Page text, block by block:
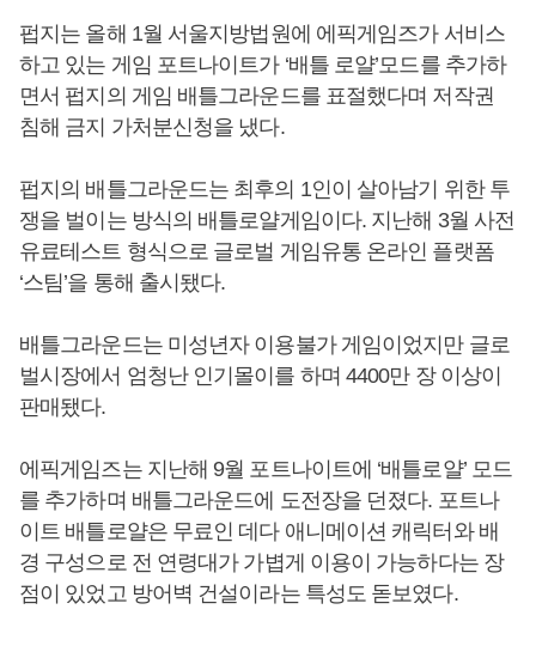
펍지는 올해 1월 서울지방법원에 에픽게임즈가 서비스
하고 있는 게임 포트나이트가 ‘배틀 로얄’모드를 추가하
면서 펍지의 게임 배틀그라운드를 표절했다며 저작권
침해 금지 가처분신청을 냈다.
펍지의 배틀그라운드는 최후의 1인이 살아남기 위한 투
쟁을 벌이는 방식의 배틀로얄게임이다. 지난해 3월 사전
유료테스트 형식으로 글로벌 게임유통 온라인 플랫폼
‘스팀’을 통해 출시됐다.
배틀그라운드는 미성년자 이용불가 게임이었지만 글로
벌시장에서 엄청난 인기몰이를 하며 4400만 장 이상이
판매됐다.
에픽게임즈는 지난해 9월 포트나이트에 ‘배틀로얄’ 모드
를 추가하며 배틀그라운드에 도전장을 던졌다. 포트나
이트 배틀로얄은 무료인 데다 애니메이션 캐릭터와 배
경 구성으로 전 연령대가 가볍게 이용이 가능하다는 장
점이 있었고 방어벽 건설이라는 특성도 돋보였다.